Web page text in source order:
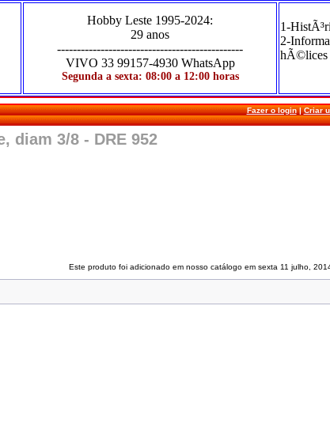
Hobby Leste 1995-2024:
29 anos
-----------------------------------------------
VIVO 33 99157-4930 WhatsApp
Segunda a sexta: 08:00 a 12:00 horas
1-
2-
hÃ©lices
Fazer o login|Criar
diam 3/8 - DRE 952
Este produto foi adicionado em nosso catálogo em sexta 11 julho,